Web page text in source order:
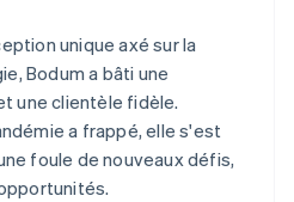
construit l’infrastructure
unique axé sur la
Bodum a bâti une
une clientèle fidèle.
a frappé, elle s'est
foule de nouveaux défis,